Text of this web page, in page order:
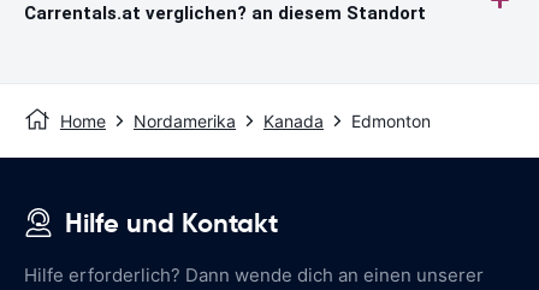
Carrentals.at verglichen? an diesem Standort
Home Nordamerika Kanada Edmonton
Hilfe und Kontakt
Hilfe erforderlich? Dann wende dich an einen unserer